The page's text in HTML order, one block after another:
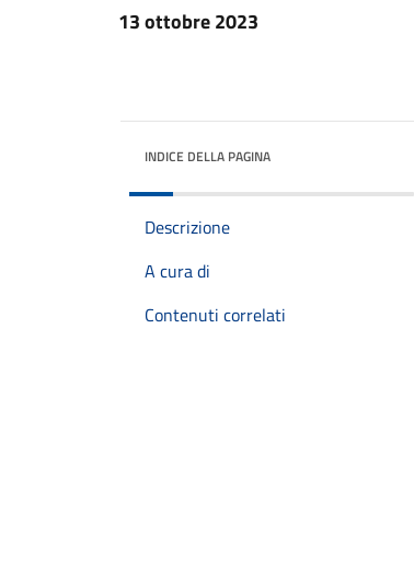
13 ottobre 2023
INDICE DELLA PAGINA
Descrizione
A cura di
Contenuti correlati